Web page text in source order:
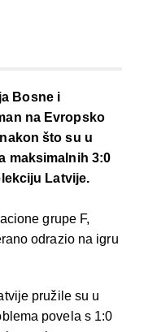
Bosne i
na Evropsko
što su u
maksimalnih 3:0
Latvije.
grupe F,
odrazio na igru
pružile su u
povela s 1:0